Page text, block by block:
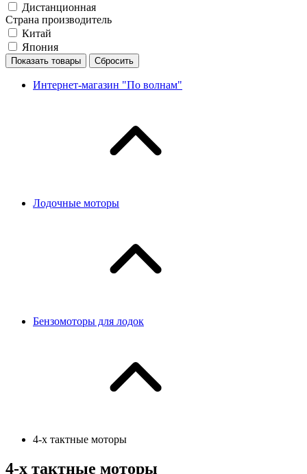
Дистанционная
Страна производитель
Китай
Япония
Показать товары Сбросить
Интернет-магазин "По волнам"
Лодочные моторы
Бензомоторы для лодок
4-х тактные моторы
4-х тактные моторы